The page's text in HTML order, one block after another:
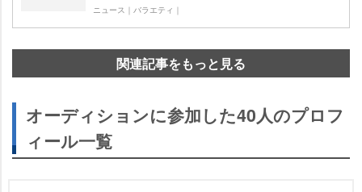
ニュース｜バラエティ｜
関連記事をもっと見る
オーディションに参加した40人のプロフ
ィール一覧